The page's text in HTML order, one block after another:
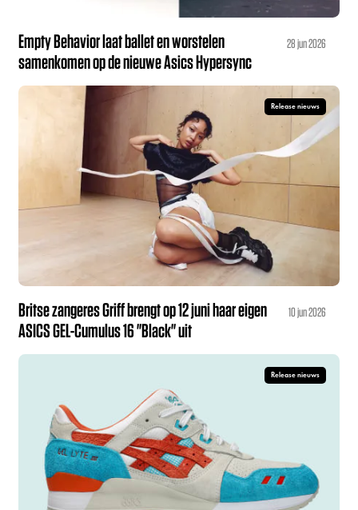
Empty Behavior laat ballet en worstelen
samenkomen op de nieuwe Asics Hypersync
28 jun 2026
Release nieuws
Britse zangeres Griff brengt op 12 juni haar eigen
ASICS GEL-Cumulus 16 "Black" uit
10 jun 2026
Release nieuws